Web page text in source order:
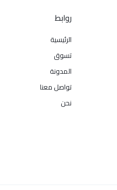
روابط
الرئيسية
تسوق
المدونة
تواصل معنا
نحن